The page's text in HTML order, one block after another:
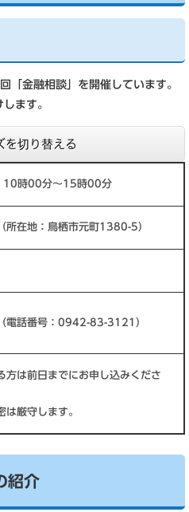
「金融相談」を開催しています。
ます。
を切り替える
時00分～15時00分
所在地：鳥栖市元町1380-5）
電話番号：0942-83-3121）
方は前日までにお申し込みくださ
は厳守します。
紹介